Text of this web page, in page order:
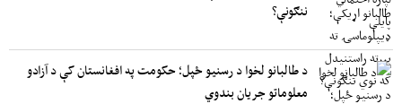
ننګونې؟
د طالبانو لخوا د رسنیو ځپل؛ حکومت په افغانستان کې د آزادو
معلوماتو جریان بندوي